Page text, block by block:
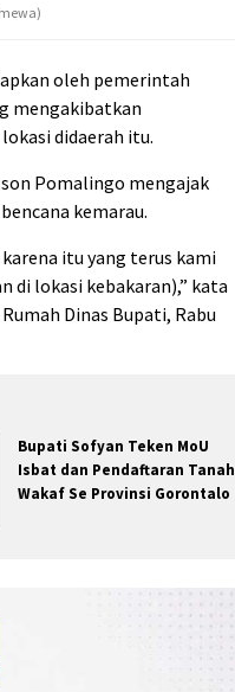
oleh pemerintah
mengakibatkan
didaerah itu.
Pomalingo mengajak
kemarau.
itu yang terus kami
di lokasi kebakaran),” kata
Dinas Bupati, Rabu
Bupati Sofyan Teken MoU
Isbat dan Pendaftaran Tanah
Wakaf Se Provinsi Gorontalo